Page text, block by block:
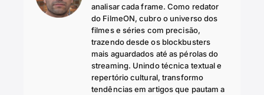
analisar cada frame. Como redator
do FilmeON, cubro o universo dos
filmes e séries com precisão,
trazendo desde os blockbusters
mais aguardados até as pérolas do
streaming. Unindo técnica textual e
repertório cultural, transformo
tendências em artigos que pautam a